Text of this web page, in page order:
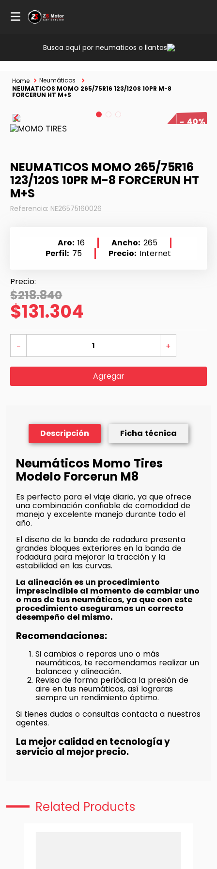
Busca aquí por neumaticos o llantas
Neumáticos
NEUMATICOS MOMO 265/75R16 123/120S 10PR M-8
FORCERUN HT M+S
40%
NEUMATICOS MOMO 265/75R16
123/120S 10PR M-8 FORCERUN HT
M+S
Referencia: NE26575160026
Aro 16 Ancho 265
Perfil 75 Precio Internet
$218.840
$131.304
＋
－
Agregar
Descripción Ficha técnica
Neumáticos Momo Tires
Modelo Forcerun M8
Es perfecto para el viaje diario, ya que ofrece
una combinación confiable de comodidad de
manejo y excelente manejo durante todo el
año.
El diseño de la banda de rodadura presenta
grandes bloques exteriores en la banda de
rodadura para mejorar la tracción y la
estabilidad en las curvas.
La alineación es un procedimiento
imprescindible al momento de cambiar uno
o mas de tus neumáticos, ya que con este
procedimiento aseguramos un correcto
desempeño del mismo.
Recomendaciones:
Si cambias o reparas uno o más
neumáticos, te recomendamos realizar un
balanceo y alineación.
Revisa de forma periódica la presión de
aire en tus neumáticos, así lograras
siempre un rendimiento óptimo.
Si tienes dudas o consultas contacta a nuestros
agentes.
La mejor calidad en tecnología y
servicio al mejor precio.
Related Products